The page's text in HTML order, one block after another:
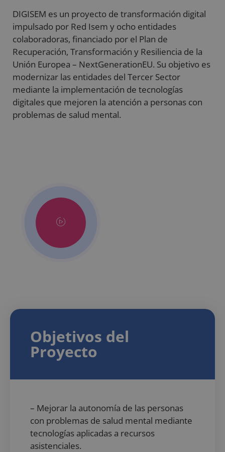
DIGISEM es un proyecto de transformación digital
impulsado por Red Isem y ocho entidades
colaboradoras, financiado por el Plan de
Recuperación, Transformación y Resiliencia de la
Unión Europea – NextGenerationEU. Su objetivo es
modernizar las entidades del Tercer Sector
mediante la implementación de tecnologías
digitales que mejoren la atención a personas con
problemas de salud mental.
Objetivos del
Proyecto
– Mejorar la autonomía de las personas
con problemas de salud mental mediante
tecnologías aplicadas a recursos
asistenciales.